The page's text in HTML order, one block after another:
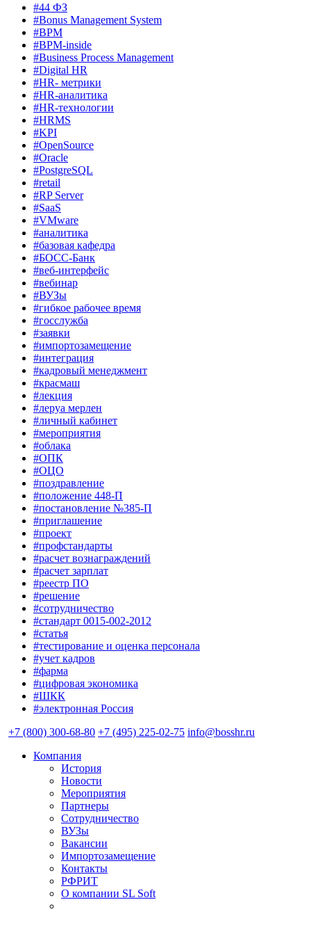
#44 ФЗ
#Bonus Management System
#BPM
#BPM-inside
#Business Process Management
#Digital HR
#HR- метрики
#HR-аналитика
#HR-технологии
#HRMS
#KPI
#OpenSource
#Oracle
#PostgreSQL
#retail
#RP Server
#SaaS
#VMware
#аналитика
#базовая кафедра
#БОСС-Банк
#веб-интерфейс
#вебинар
#ВУЗы
#гибкое рабочее время
#госслужба
#заявки
#импортозамещение
#интеграция
#кадровый менеджмент
#красмаш
#лекция
#леруа мерлен
#личный кабинет
#мероприятия
#облака
#ОПК
#ОЦО
#поздравление
#положение 448-П
#постановление №385-П
#приглашение
#проект
#профстандарты
#расчет вознаграждений
#расчет зарплат
#реестр ПО
#решение
#сотрудничество
#стандарт 0015-002-2012
#статья
#тестирование и оценка персонала
#учет кадров
#фарма
#цифровая экономика
#ШКК
#электронная Россия
+7 (800) 300-68-80 +7 (495) 225-02-75 info@bosshr.ru
Компания
История
Новости
Мероприятия
Партнеры
Сотрудничество
ВУЗы
Вакансии
Импортозамещение
Контакты
РФРИТ
О компании SL Soft